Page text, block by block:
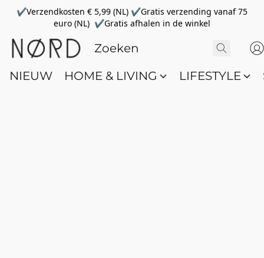
✔Verzendkosten € 5,99 (NL) ✔Gratis verzending vanaf 75
euro (NL) ✔Gratis afhalen in de winkel
NIEUW HOME & LIVING LIFESTYLE